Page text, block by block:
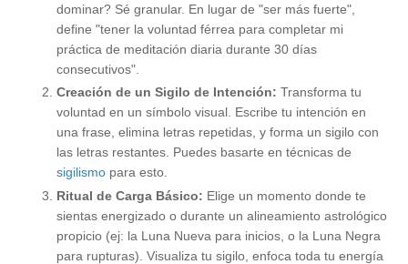
dominar? Sé granular. En lugar de "ser más fuerte",
define "tener la voluntad férrea para completar mi
práctica de meditación diaria durante 30 días
consecutivos".
Creación de un Sigilo de Intención: Transforma tu
voluntad en un símbolo visual. Escribe tu intención en
una frase, elimina letras repetidas, y forma un sigilo con
las letras restantes. Puedes basarte en técnicas de
sigilismo para esto.
Ritual de Carga Básico: Elige un momento donde te
sientas energizado o durante un alineamiento astrológico
propicio (ej: la Luna Nueva para inicios, o la Luna Negra
para rupturas). Visualiza tu sigilo, enfoca toda tu energía